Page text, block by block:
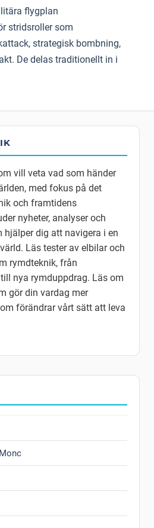
flygplan
stridsroller som
strategisk bombning,
De delas traditionellt in i
vill veta vad som händer
med fokus på det
och framtidens
nyheter, analyser och
hjälper dig att navigera i en
Läs tester av elbilar och
rymdteknik, från
nya rymduppdrag. Läs om
gör din vardag mer
förändrar vårt sätt att leva